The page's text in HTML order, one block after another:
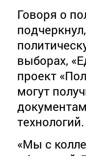
Говоря о
выборах,
проект
могут
технологий.
«Мы с